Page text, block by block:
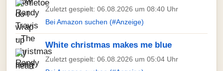
Zuletzt gespielt: 06.08.2026 um 08:40 Uhr
Bei Amazon suchen (#Anzeige)
White christmas makes me blue
Zuletzt gespielt: 06.08.2026 um 05:04 Uhr